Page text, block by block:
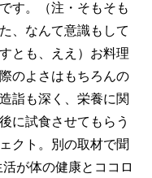
す。（注・そもそも
、なんて意識もして
とも、ええ）お料理
のよさはもちろんの
詣も深く、栄養に関
に試食させてもらう
クト。別の取材で聞
が体の健康とココロ